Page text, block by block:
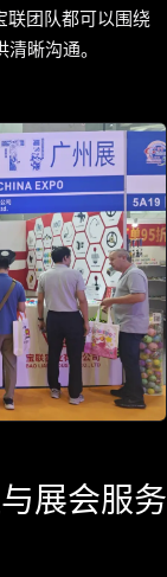
联团队都可以围绕
晰沟通。
展会服务